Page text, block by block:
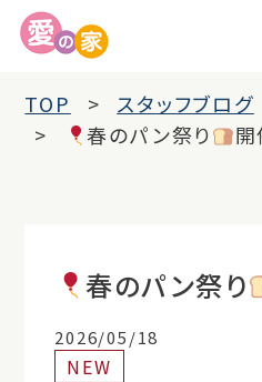
TOP
スタッフブログ
春のパン祭り
開
春のパン祭り
2026/05/18
NEW